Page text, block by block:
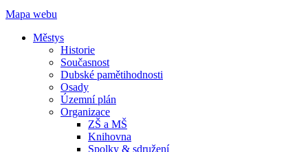
Mapa webu
Městys
Historie
Současnost
Dubské pamětihodnosti
Osady
Územní plán
Organizace
ZŠ a MŠ
Knihovna
Spolky & sdružení